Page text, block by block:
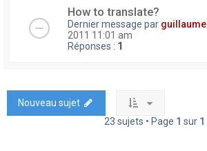
How to translate?
Dernier message par guillaume
2011 11:01 am
Réponses : 1
Nouveau sujet
23 sujets • Page 1 sur 1